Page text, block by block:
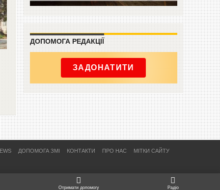
ДОПОМОГА РЕДАКЦІЇ
ЗАДОНАТИТИ
ДОПОМОГА ЗМІ КОНТАКТИ ПРО НАС МІТКИ САЙТУ
Отримати допомогу Радіо